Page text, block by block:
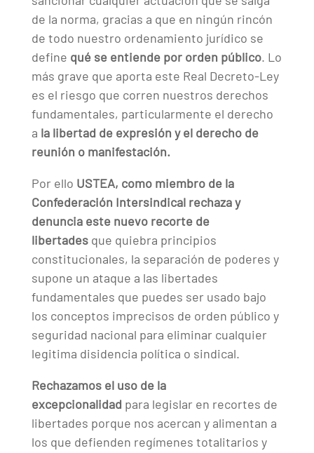
de la norma, gracias a que en ningún rincón
de todo nuestro ordenamiento jurídico se
define qué se entiende por orden público. Lo
más grave que aporta este Real Decreto-Ley
es el riesgo que corren nuestros derechos
fundamentales, particularmente el derecho
a la libertad de expresión y el derecho de
reunión o manifestación.
Por ello USTEA, como miembro de la
Confederación Intersindical rechaza y
denuncia este nuevo recorte de
libertades que quiebra principios
constitucionales, la separación de poderes y
supone un ataque a las libertades
fundamentales que puedes ser usado bajo
los conceptos imprecisos de orden público y
seguridad nacional para eliminar cualquier
legitima disidencia política o sindical.
Rechazamos el uso de la
excepcionalidad para legislar en recortes de
libertades porque nos acercan y alimentan a
los que defienden regímenes totalitarios y